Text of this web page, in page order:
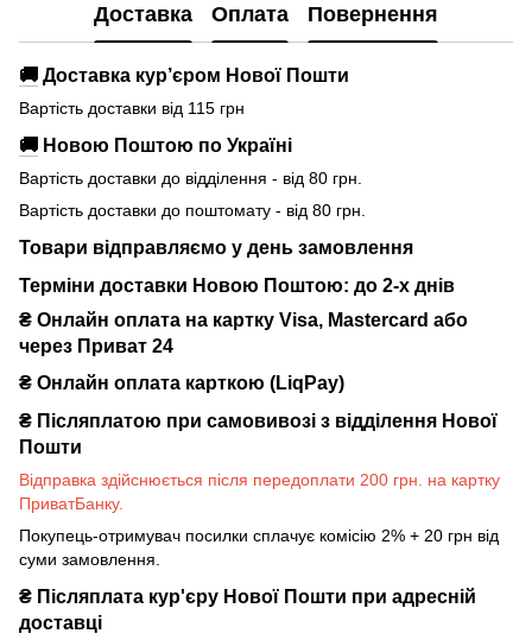
Доставка Оплата Повернення
🚚 Доставка кур’єром Нової Пошти
Вартість доставки від 115 грн
🚚 Новою Поштою по Україні
Вартість доставки до відділення - від 80 грн.
Вартість доставки до поштомату - від 80 грн.
Товари відправляємо у день замовлення
Терміни доставки Новою Поштою: до 2-х днів
₴ Онлайн оплата на картку Visa, Mastercard або
через Приват 24
₴ Онлайн оплата карткою (LiqPay)
₴ Післяплатою при самовивозі з відділення Нової
Пошти
Відправка здійснюється після передоплати 200 грн. на картку
ПриватБанку.
Покупець-отримувач посилки сплачує комісію 2% + 20 грн від
суми замовлення.
₴ Післяплата кур'єру Нової Пошти при адресній
доставці